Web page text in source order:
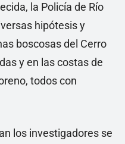
la Policía de Río
hipótesis y
boscosas del Cerro
y en las costas de
todos con
los investigadores se